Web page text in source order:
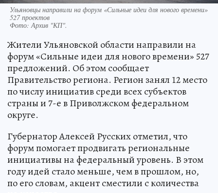
Ульяновцы направили на форум «Сильные идеи для нового времени»
527 проектов
Фото:Архив "КП".
Жители Ульяновской области направили на
форум «Сильные идеи для нового времени» 527
предложений. Об этом сообщает
Правительство региона. Регион занял 12 место
по числу инициатив среди всех субъектов
страны и 7-е в Приволжском федеральном
округе.
Губернатор Алексей Русских отметил, что
форум помогает продвигать региональные
инициативы на федеральный уровень. В этом
году идей стало меньше, чем в прошлом, но,
по его словам, акцент сместили с количества